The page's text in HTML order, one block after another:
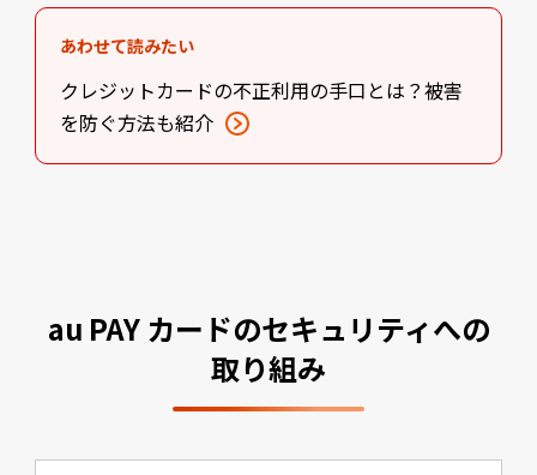
あわせて読みたい
クレジットカードの不正利用の手口とは？被害
を防ぐ方法も紹介
au PAY カードのセキュリティへの
取り組み